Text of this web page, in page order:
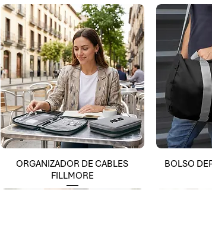
ORGANIZADOR DE CABLES
FILLMORE
BOLSO